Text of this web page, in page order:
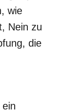
wie
Nein zu
die